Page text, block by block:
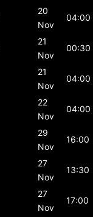
20
Nov
04:00
21
Nov
00:30
21
Nov
04:00
22
Nov
04:00
29
Nov
16:00
27
Nov
13:30
27
Nov
17:00